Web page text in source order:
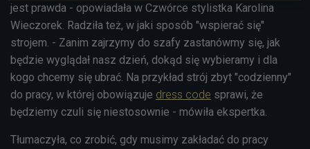
jest prawda - opowiadała w Czwórce stylistka Karolina
Wieczorek. Radziła też, w jaki sposób "wspierać się"
strojem. - Zanim zajrzymy do szafy zastanówmy się, jak
będzie wyglądał nasz dzień, dokąd się wybieramy i dla
kogo chcemy się ubrać. Na przykład strój zbyt "codzienny"
do pracy, w której obowiązuje dress code sprawi, że
będziemy czuli się niestosownie - mówiła ekspertka.
Tłumaczyła, co zrobić, gdy musimy zakładać do pracy